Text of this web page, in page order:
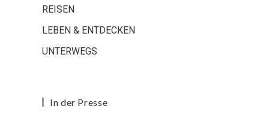
REISEN
LEBEN & ENTDECKEN
UNTERWEGS
In der Presse